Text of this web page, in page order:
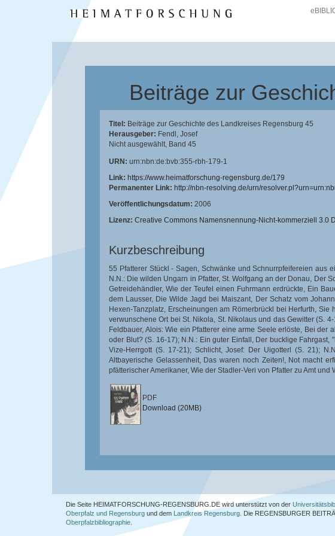
Beiträge zur
Titel: Beiträge zur Geschichte des Landkreises Regensburg 45
Herausgeber: Fendl, Josef
Nicht ausgewählt, Band 45
URN: urn:nbn:de:bvb:355-rbh-179-1
Link: https://www.heimatforschung-regensburg.de/179
Permanenter Link: http://nbn-resolving.de/urn/
Veröffentlichungsdatum: 2006
Lizenz: Creative Commons Namensnennung-Nicht-kommerziell 3.0
Kurzbeschreibung
55 Pfatterer Stückl - Sagen, Schwänke und Schnurrpfeifereien aus
N.N.: Die wilden Ungarn in Pfatter, St. Wolfgang an der Donau, Der
Getreidehändler, Wie der Teufel einen Fuhrmann erdrückte, Ein
dem Lausser, Die Wilde Jagd bei Maiszant, Der Schatz vom
Hexen-Tanzplatz, Erscheinungen am Römerbrückl bei Herfurth,
verwunschene Ort bei St. Nikola, St. Nikolaus und das Gewitter (S.
Feldbauer, Alois: Wie ein Pfatterer eine arme Seele erlöste, Bei der
oder Blut? (S. 16-17); N.N.: Ein guter Einfall, Der bucklige
Vize-Herrgott (S. 17-21); Schlicht, Josef: Der Uigotterl (S. 21);
Altbayerische Gelassenheit, Das waren noch Zeiten!, Not macht
pfätterischer Amerikaner, Wie der Stadler-Veri von Pfatter zu Amt
PDF
Download (20MB)
Die Seite HEIMATFORSCHUNG-REGENSBURG.DE wird unterstützt von der
Oberpfalz und Regensburg und dem Landkreis Regensburg . Die REGENSBURGER
Oberpfalzbibliographie